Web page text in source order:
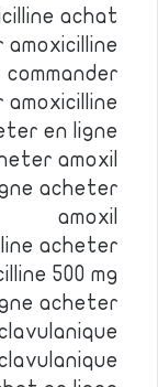
achat
amoxicilline
commander
amoxicilline
en ligne
amoxil
acheter
amoxil
acheter
500 mg
acheter